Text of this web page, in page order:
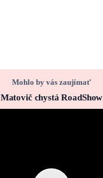
Mohlo by vás zaujímať
Matovič chystá RoadShow